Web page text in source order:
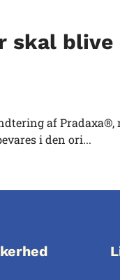
skal
af
i den ori...